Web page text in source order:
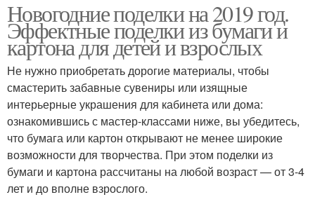
Новогодние поделки на 2019 год.
Эффектные поделки из бумаги и
картона для детей и взрослых
Не нужно приобретать дорогие материалы, чтобы
смастерить забавные сувениры или изящные
интерьерные украшения для кабинета или дома:
ознакомившись с мастер-классами ниже, вы убедитесь,
что бумага или картон открывают не менее широкие
возможности для творчества. При этом поделки из
бумаги и картона рассчитаны на любой возраст — от 3-4
лет и до вполне взрослого.